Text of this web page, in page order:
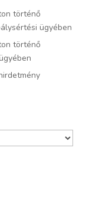
történő
ügyében
történő